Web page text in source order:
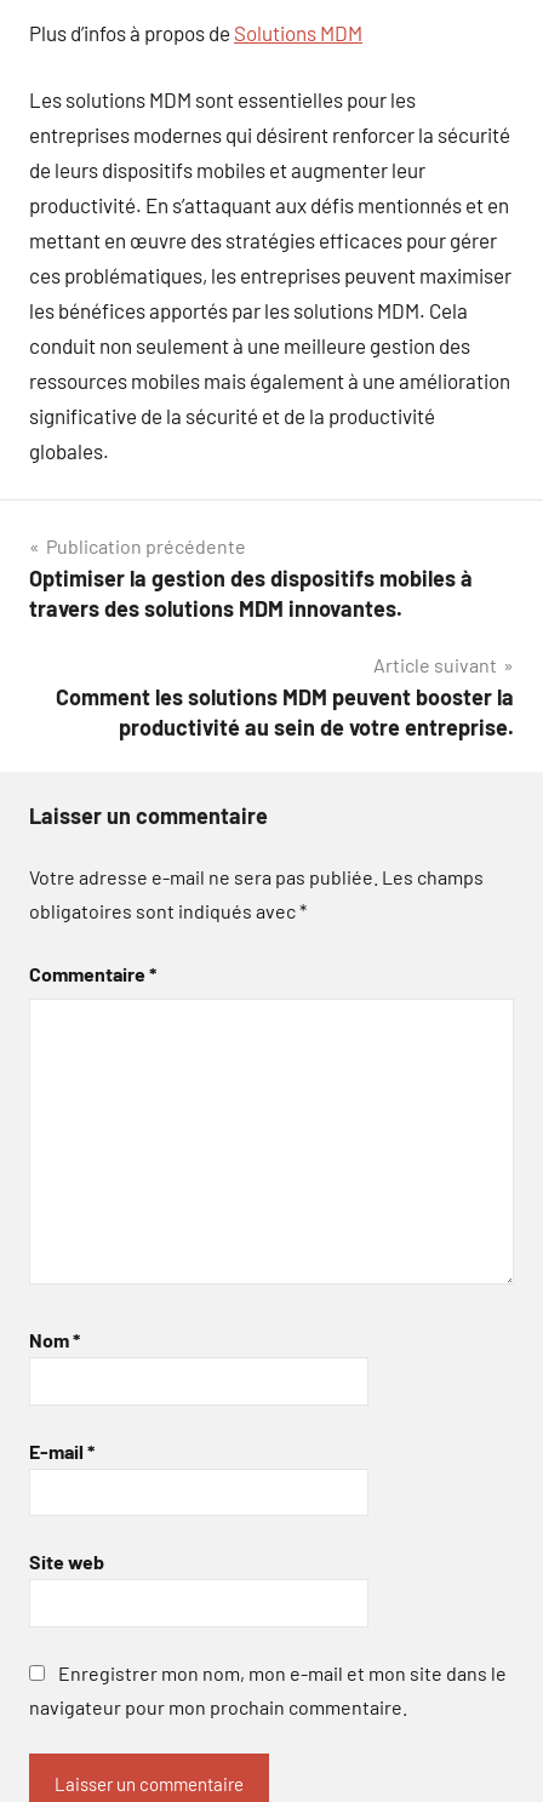
Plus d’infos à propos de Solutions MDM
Les solutions MDM sont essentielles pour les
entreprises modernes qui désirent renforcer la sécurité
de leurs dispositifs mobiles et augmenter leur
productivité. En s’attaquant aux défis mentionnés et en
mettant en œuvre des stratégies efficaces pour gérer
ces problématiques, les entreprises peuvent maximiser
les bénéfices apportés par les solutions MDM. Cela
conduit non seulement à une meilleure gestion des
ressources mobiles mais également à une amélioration
significative de la sécurité et de la productivité
globales.
Navigation
de
Publication précédente
Optimiser la gestion des dispositifs mobiles à
travers des solutions MDM innovantes.
Article suivant
Comment les solutions MDM peuvent booster la
productivité au sein de votre entreprise.
Laisser un commentaire
Votre adresse e-mail ne sera pas publiée. Les champs
obligatoires sont indiqués avec*
Commentaire*
Nom*
E-mail *
Site web
Enregistrer mon nom, mon e-mail et mon site dans le
navigateur pour mon prochain commentaire.